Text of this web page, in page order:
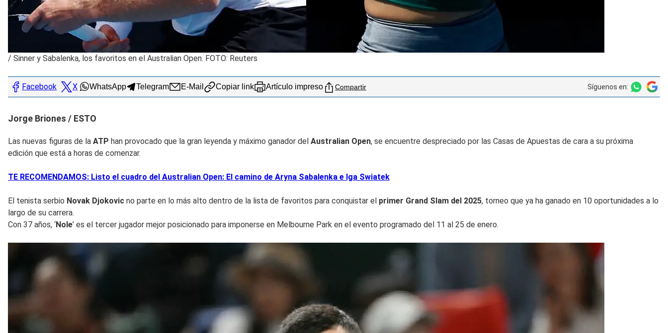
/ Sinner y Sabalenka, los favoritos en el Australian Open. FOTO: Reuters
Facebook X WhatsApp Telegram E-Mail Copiar link Artículo impreso Compartir Síguenos en:
Jorge Briones / ESTO
Las nuevas figuras de la ATP han provocado que la gran leyenda y máximo ganador del Australian Open, se encuentre despreciado por las Casas de Apuestas de cara a su próxima
edición que está a horas de comenzar.
TE RECOMENDAMOS: Listo el cuadro del Australian Open: El camino de Aryna Sabalenka e Iga Swiatek
El tenista serbio Novak Djokovic no parte en lo más alto dentro de la lista de favoritos para conquistar el primer Grand Slam del 2025, torneo que ya ha ganado en 10 oportunidades a lo
largo de su carrera.
Con 37 años, ‘Nole’ es el tercer jugador mejor posicionado para imponerse en Melbourne Park en el evento programado del 11 al 25 de enero.